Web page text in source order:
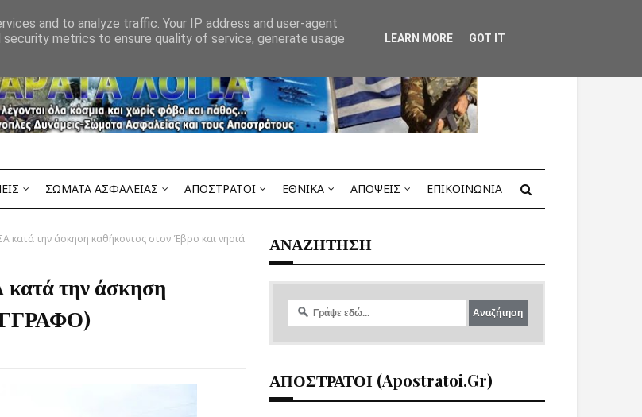
ΣΩΜΑΤΑ ΑΣΦΑΛΕΙΑΣ ΑΠΟΣΤΡΑΤΟΙ ΕΘΝΙΚΑ ΑΠΟΨΕΙΣ ΕΠΙΚΟΙΝΩΝΙΑ
κατά την άσκηση καθήκοντος στον Έβρο και νησιά
την άσκηση
ΑΝΑΖΗΤΗΣΗ
ΑΠΟΣΤΡΑΤΟΙ (apostratoi.gr)
and to analyze traffic. Your IP address and user-agent
metrics to ensure quality of service, generate usage
LEARN MORE GOT IT